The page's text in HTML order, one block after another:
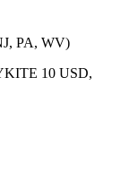
PA, WV)
10 USD,